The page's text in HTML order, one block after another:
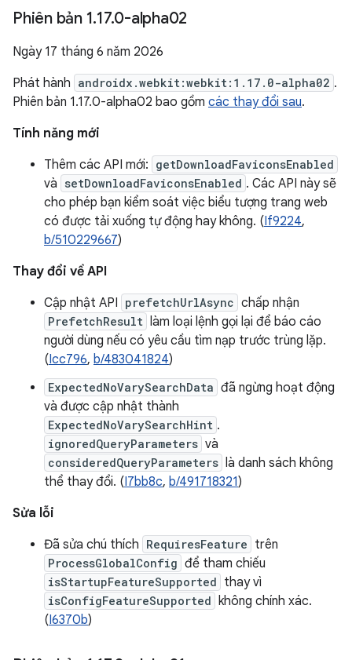
Phiên bản 1.17.0-alpha02
Ngày 17 tháng 6 năm 2026
Phát hành androidx.webkit:webkit:1.17.0-alpha02 .
Phiên bản 1.17.0-alpha02 bao gồm các thay đổi sau.
Tính năng mới
Thêm các API mới: getDownloadFaviconsEnabled
và setDownloadFaviconsEnabled . Các API này sẽ
cho phép bạn kiểm soát việc biểu tượng trang web
có được tải xuống tự động hay không. (If9224,
b/510229667)
Thay đổi về API
Cập nhật API prefetchUrlAsync chấp nhận
PrefetchResult làm loại lệnh gọi lại để báo cáo
người dùng nếu có yêu cầu tìm nạp trước trùng lặp.
(Icc796, b/483041824)
ExpectedNoVarySearchData đã ngừng hoạt động
và được cập nhật thành
ExpectedNoVarySearchHint .
ignoredQueryParameters và
consideredQueryParameters là danh sách không
thể thay đổi. (I7bb8c, b/491718321)
Sửa lỗi
Đã sửa chú thích RequiresFeature trên
ProcessGlobalConfig để tham chiếu
isStartupFeatureSupported thay vì
isConfigFeatureSupported không chính xác.
(I6370b)